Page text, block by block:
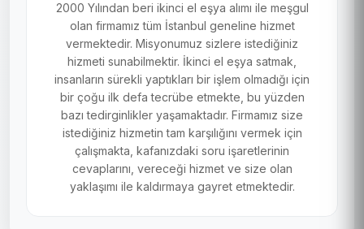
2000 Yılından beri ikinci el eşya alımı ile meşgul
olan firmamız tüm İstanbul geneline hizmet
vermektedir. Misyonumuz sizlere istediğiniz
hizmeti sunabilmektir. İkinci el eşya satmak,
insanların sürekli yaptıkları bir işlem olmadığı için
bir çoğu ilk defa tecrübe etmekte, bu yüzden
bazı tedirginlikler yaşamaktadır. Firmamız size
istediğiniz hizmetin tam karşılığını vermek için
çalışmakta, kafanızdaki soru işaretlerinin
cevaplarını, vereceği hizmet ve size olan
yaklaşımı ile kaldırmaya gayret etmektedir.